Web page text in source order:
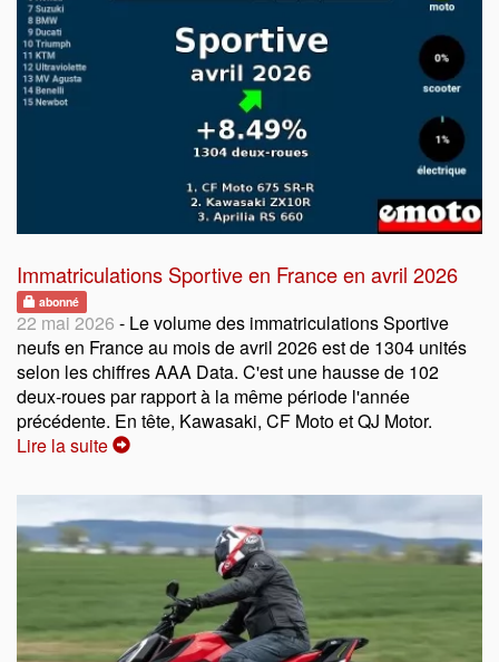
Immatriculations Sportive en France en avril 2026
abonné
22 mai 2026 - Le volume des immatriculations Sportive
neufs en France au mois de avril 2026 est de 1304 unités
selon les chiffres AAA Data. C'est une hausse de 102
deux-roues par rapport à la même période l'année
précédente. En tête, Kawasaki, CF Moto et QJ Motor.
Lire la suite